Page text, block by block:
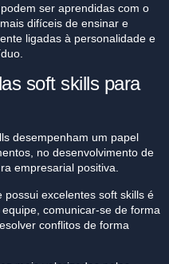
ser aprendidas com o
difíceis de ensinar e
ligadas à personalidade e
soft skills para
desempenham um papel
no desenvolvimento de
empresarial positiva.
excelentes soft skills é
comunicar-se de forma
conflitos de forma